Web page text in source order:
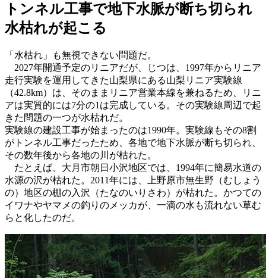
トンネル工事で地下水脈が断ち切られ
水枯れが起こる
「水枯れ」も無視できない問題だ。
2027年開通予定のリニアだが、じつは、1997年からリニア
走行実験を運用してきた山梨県にある山梨リニア実験線
（42.8km）は、そのままリニア営業本線を兼ねるため、リニ
アは実質的には7分の1は完成している。その実験線周辺で起
きた問題の一つが水枯れだ。
実験線の建設工事が始まったのは1990年。実験線もその8割
がトンネル工事だったため、各地で地下水脈が断ち切られ、
その数年後から各地の川が枯れた。
たとえば、大月市朝日小沢地区では、1994年に簡易水道の
水源の沢が枯れた。2011年には、上野原市無生野（むしょう
の）地区の棚の入沢（たなのいりさわ）が枯れた。かつての
イワナやヤマメの釣りのメッカが、一滴の水も流れない草む
らと化したのだ。